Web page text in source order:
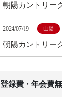
朝陽カントリー
2024/07/19 山陽
朝陽カントリー
登録費・年会費